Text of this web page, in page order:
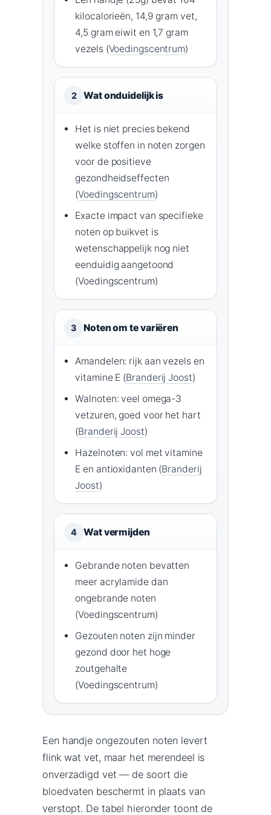
kilocalorieën, 14,9 gram vet,
4,5 gram eiwit en 1,7 gram
vezels (Voedingscentrum)
2 Wat onduidelijk is
Het is niet precies bekend
welke stoffen in noten zorgen
voor de positieve
gezondheidseffecten
(Voedingscentrum)
Exacte impact van specifieke
noten op buikvet is
wetenschappelijk nog niet
eenduidig aangetoond
(Voedingscentrum)
3 Noten om te variëren
Amandelen: rijk aan vezels en
vitamine E (Branderij Joost)
Walnoten: veel omega-3
vetzuren, goed voor het hart
(Branderij Joost)
Hazelnoten: vol met vitamine
E en antioxidanten (Branderij
Joost)
4 Wat vermijden
Gebrande noten bevatten
meer acrylamide dan
ongebrande noten
(Voedingscentrum)
Gezouten noten zijn minder
gezond door het hoge
zoutgehalte
(Voedingscentrum)
Een handje ongezouten noten levert
flink wat vet, maar het merendeel is
onverzadigd vet — de soort die
bloedvaten beschermt in plaats van
verstopt. De tabel hieronder toont de